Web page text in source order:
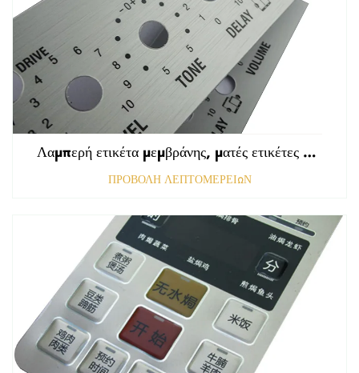
Λαμπερή ετικέτα μεμβράνης, ματές ετικέτες εμπρόσθιου πίνακα ελέγχου, ανάγλυφη γραφική επικάλυψη πολυκαρβονικού
ΠΡΟΒΟΛΗ ΛΕΠΤΟΜΕΡΕΙΩΝ